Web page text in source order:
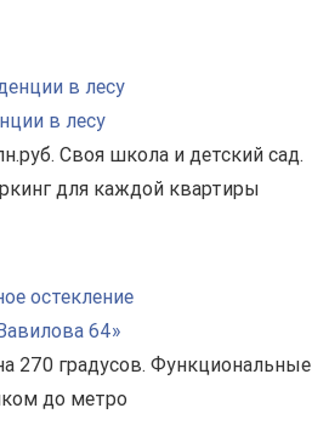
в лесу
Своя школа и детский сад.
для каждой квартиры
64»
270 градусов. Функциональные
до метро